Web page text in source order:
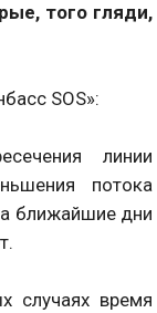
того гляди,
SOS»:
линии
потока
ближайшие дни
случаях время